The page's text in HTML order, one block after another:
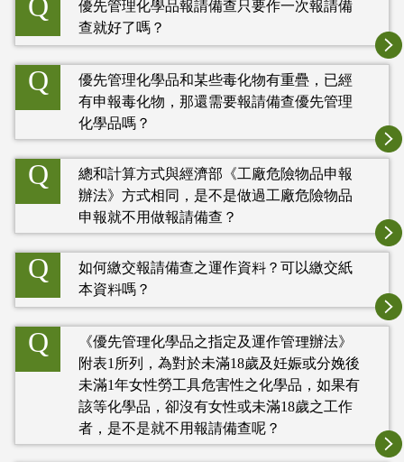
優先管理化學品報請備查只要作一次報請備
查就好了嗎？
Q
優先管理化學品和某些毒化物有重疊，已經
有申報毒化物，那還需要報請備查優先管理
化學品嗎？
Q
總和計算方式與經濟部《工廠危險物品申報
辦法》方式相同，是不是做過工廠危險物品
申報就不用做報請備查？
Q
如何繳交報請備查之運作資料？可以繳交紙
本資料嗎？
Q
《優先管理化學品之指定及運作管理辦法》
附表1所列，為對於未滿18歲及妊娠或分娩後
未滿1年女性勞工具危害性之化學品，如果有
該等化學品，卻沒有女性或未滿18歲之工作
者，是不是就不用報請備查呢？